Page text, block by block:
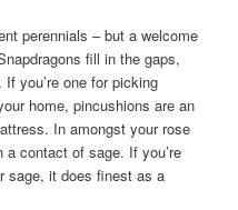
perennials – but a welcome
fill in the gaps,
you’re one for picking
home, pincushions are an
In amongst your rose
contact of sage. If you’re
sage, it does finest as a